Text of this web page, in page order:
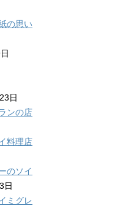
の思い
日
ンの店
料理店
のソイ
日
ミグレ